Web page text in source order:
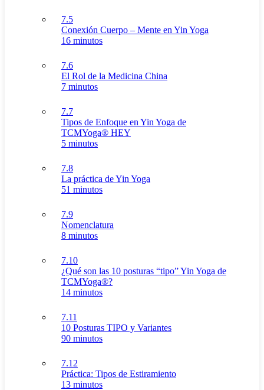
7.5
Conexión Cuerpo – Mente en Yin Yoga
16 minutos
7.6
El Rol de la Medicina China
7 minutos
7.7
Tipos de Enfoque en Yin Yoga de
TCMYoga® HEY
5 minutos
7.8
La práctica de Yin Yoga
51 minutos
7.9
Nomenclatura
8 minutos
7.10
¿Qué son las 10 posturas “tipo” Yin Yoga de
TCMYoga®?
14 minutos
7.11
10 Posturas TIPO y Variantes
90 minutos
7.12
Práctica: Tipos de Estiramiento
13 minutos